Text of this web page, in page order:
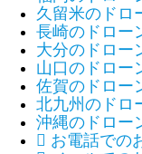
久留米のドロ
長崎のドロー
大分のドロー
山口のドロー
佐賀のドロー
北九州のドロ
沖縄のドロー
 お電話での